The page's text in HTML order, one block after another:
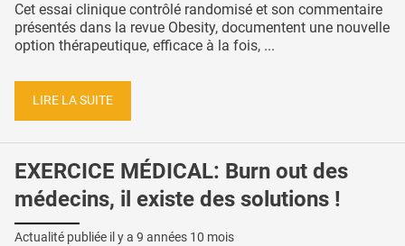
Cet essai clinique contrôlé randomisé et son commentaire
présentés dans la revue Obesity, documentent une nouvelle
option thérapeutique, efficace à la fois, ...
LIRE LA SUITE
EXERCICE MÉDICAL: Burn out des
médecins, il existe des solutions !
Actualité publiée il y a 9 années 10 mois